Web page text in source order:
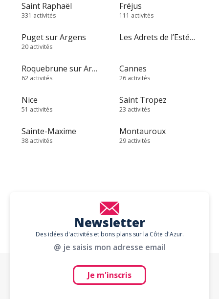
Saint Raphaël
331 activités
Fréjus
111 activités
Puget sur Argens
20 activités
Les Adrets de l’Estérel
Roquebrune sur Argens
62 activités
Cannes
26 activités
Nice
51 activités
Saint Tropez
23 activités
Sainte-Maxime
38 activités
Montauroux
29 activités
Newsletter
Des idées d'activités et bons plans sur la Côte d'Azur.
@ je saisis mon adresse email
Je m'inscris